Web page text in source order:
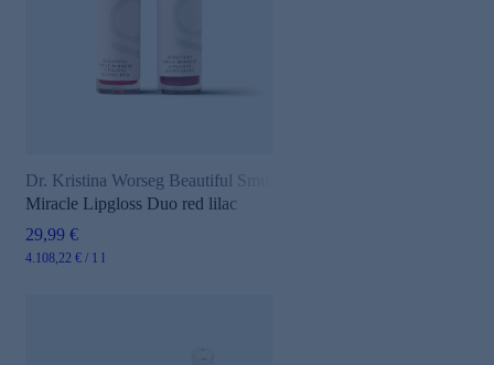
Dr. Kristina Worseg Beautiful Smile
Miracle Lipgloss Duo red lilac
29,99 €
4.108,22 € / 1 l